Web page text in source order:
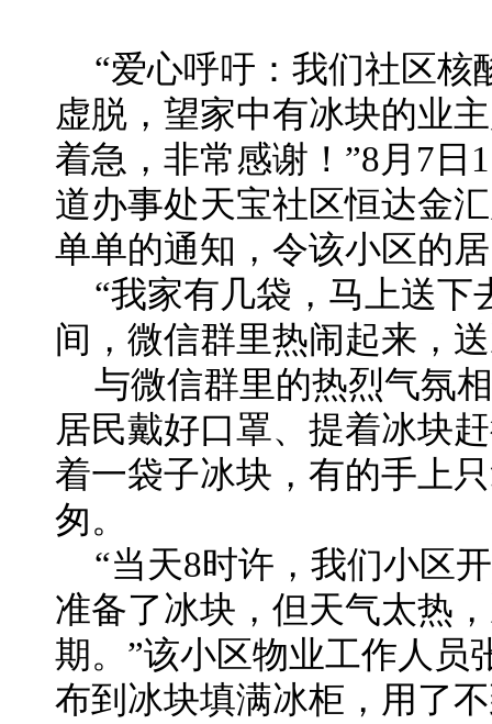
“爱心呼吁：我们社区
虚脱，望家中有冰块的业
着急，非常感谢！”8月7日
道办事处天宝社区恒达金
单单的通知，令该小区的
“我家有几袋，马上送
间，微信群里热闹起来，
与微信群里的热烈气氛
居民戴好口罩、提着冰块
着一袋子冰块，有的手上
匆。
“当天8时许，我们小区
准备了冰块，但天气太热
期。”该小区物业工作人员
布到冰块填满冰柜，用了